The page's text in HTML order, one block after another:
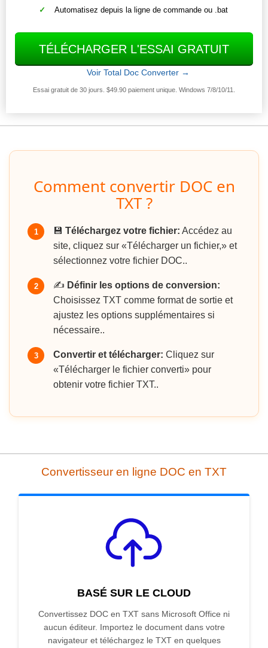
Automatisez depuis la ligne de commande ou .bat
TÉLÉCHARGER L'ESSAI GRATUIT
Voir Total Doc Converter →
Essai gratuit de 30 jours. $49.90 paiement unique. Windows 7/8/10/11.
Comment convertir DOC en
TXT ?
1 💾 Téléchargez votre fichier: Accédez au
site, cliquez sur «Télécharger un fichier,» et
sélectionnez votre fichier DOC..
2 ✍️ Définir les options de conversion:
Choisissez TXT comme format de sortie et
ajustez les options supplémentaires si
nécessaire..
3 Convertir et télécharger: Cliquez sur
«Télécharger le fichier converti» pour
obtenir votre fichier TXT..
Convertisseur en ligne DOC en TXT
BASÉ SUR LE CLOUD
Convertissez DOC en TXT sans Microsoft Office ni
aucun éditeur. Importez le document dans votre
navigateur et téléchargez le TXT en quelques